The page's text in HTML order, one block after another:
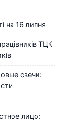
на 16 липня
ТЦК
свечи:
лицо: